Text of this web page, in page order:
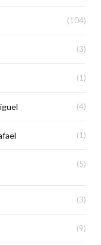
(104)
(3)
(1)
(4)
(1)
(5)
(3)
(9)